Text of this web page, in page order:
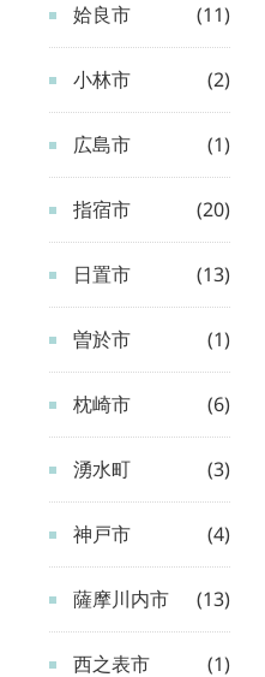
姶良市 (11)
小林市 (2)
広島市 (1)
指宿市 (20)
日置市 (13)
曽於市 (1)
枕崎市 (6)
湧水町 (3)
神戸市 (4)
薩摩川内市 (13)
西之表市 (1)